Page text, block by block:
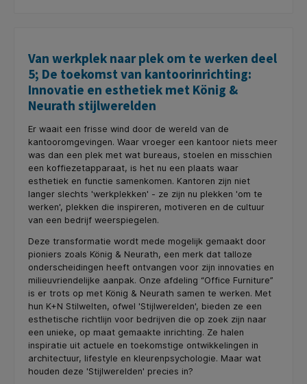
Van werkplek naar plek om te werken deel
5; De toekomst van kantoorinrichting:
Innovatie en esthetiek met König &
Neurath stijlwerelden
Er waait een frisse wind door de wereld van de
kantooromgevingen. Waar vroeger een kantoor niets meer
was dan een plek met wat bureaus, stoelen en misschien
een koffiezetapparaat, is het nu een plaats waar
esthetiek en functie samenkomen. Kantoren zijn niet
langer slechts 'werkplekken' - ze zijn nu plekken 'om te
werken', plekken die inspireren, motiveren en de cultuur
van een bedrijf weerspiegelen.
Deze transformatie wordt mede mogelijk gemaakt door
pioniers zoals König & Neurath, een merk dat talloze
onderscheidingen heeft ontvangen voor zijn innovaties en
milieuvriendelijke aanpak. Onze afdeling “Office Furniture”
is er trots op met König & Neurath samen te werken. Met
hun K+N Stilwelten, ofwel 'Stijlwerelden', bieden ze een
esthetische richtlijn voor bedrijven die op zoek zijn naar
een unieke, op maat gemaakte inrichting. Ze halen
inspiratie uit actuele en toekomstige ontwikkelingen in
architectuur, lifestyle en kleurenpsychologie. Maar wat
houden deze 'Stijlwerelden' precies in?